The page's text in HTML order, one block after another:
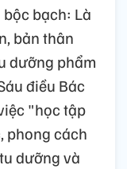
bạch: Là
bản thân
dưỡng phẩm
điều Bác
"học tập
phong cách
dưỡng và